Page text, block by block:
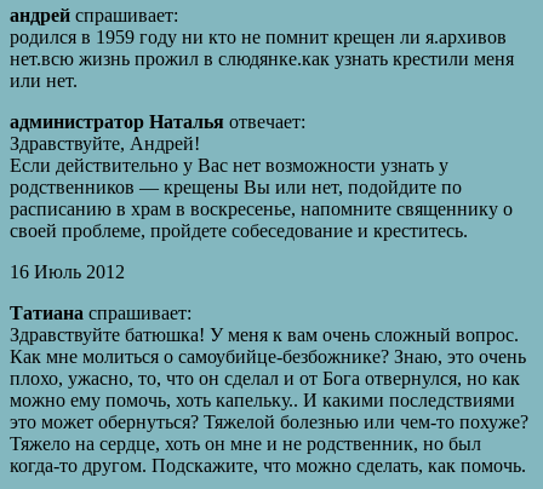
андрей спрашивает:
родился в 1959 году ни кто не помнит крещен ли я.архивов
нет.всю жизнь прожил в слюдянке.как узнать крестили меня
или нет.
администратор Наталья отвечает:
Здравствуйте, Андрей!
Если действительно у Вас нет возможности узнать у
родственников — крещены Вы или нет, подойдите по
расписанию в храм в воскресенье, напомните священнику о
своей проблеме, пройдете собеседование и креститесь.
16 Июль 2012
Татиана спрашивает:
Здравствуйте батюшка! У меня к вам очень сложный вопрос.
Как мне молиться о самоубийце-безбожнике? Знаю, это очень
плохо, ужасно, то, что он сделал и от Бога отвернулся, но как
можно ему помочь, хоть капельку.. И какими последствиями
это может обернуться? Тяжелой болезнью или чем-то похуже?
Тяжело на сердце, хоть он мне и не родственник, но был
когда-то другом. Подскажите, что можно сделать, как помочь.